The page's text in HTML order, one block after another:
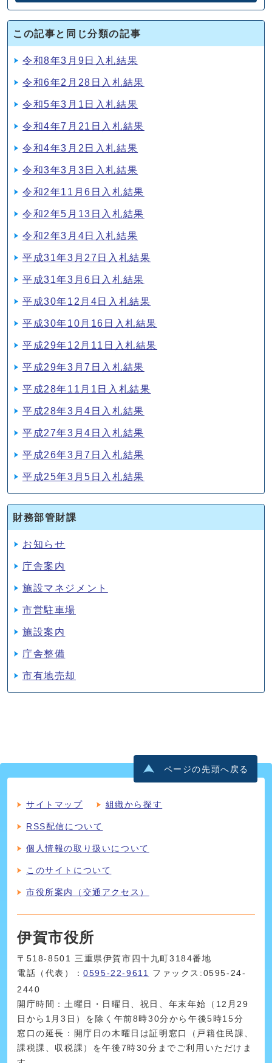
この記事と同じ分類の記事
令和8年3月9日入札結果
令和6年2月28日入札結果
令和5年3月1日入札結果
令和4年7月21日入札結果
令和4年3月2日入札結果
令和3年3月3日入札結果
令和2年11月6日入札結果
令和2年5月13日入札結果
令和2年3月4日入札結果
平成31年3月27日入札結果
平成31年3月6日入札結果
平成30年12月4日入札結果
平成30年10月16日入札結果
平成29年12月11日入札結果
平成29年3月7日入札結果
平成28年11月1日入札結果
平成28年3月4日入札結果
平成27年3月4日入札結果
平成26年3月7日入札結果
平成25年3月5日入札結果
財務部管財課
お知らせ
庁舎案内
施設マネジメント
市営駐車場
施設案内
庁舎整備
市有地売却
ページの先頭へ戻る
サイトマップ 組織から探す
RSS配信について
個人情報の取り扱いについて
このサイトについて
市役所案内（交通アクセス）
伊賀市役所
〒518-8501 三重県伊賀市四十九町3184番地
電話（代表）：0595-22-9611
ファックス:0595-24-
2440
開庁時間：土曜日・日曜日、祝日、年末年始（12月29
日から1月3日）を除く午前8時30分から午後5時15分
窓口の延長：開庁日の木曜日は証明窓口（戸籍住民課、
課税課、収税課）を午後7時30分までご利用いただけま